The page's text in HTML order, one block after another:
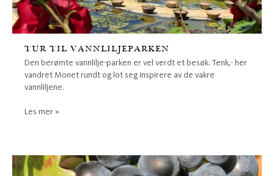
TUR TIL VANNLILJEPARKEN
Den berømte vannlilje-parken er vel verdt et besøk. Tenk,- her
vandret Monet rundt og lot seg inspirere av de vakre
vannliljene.
Les mer »